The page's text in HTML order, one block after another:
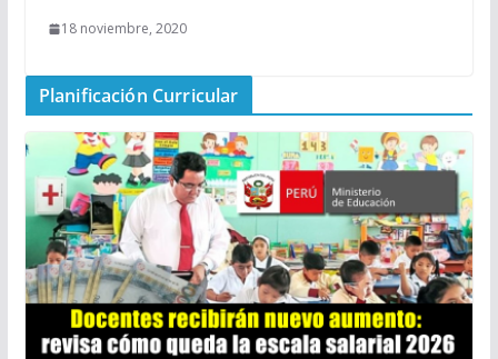
18 noviembre, 2020
Planificación Curricular